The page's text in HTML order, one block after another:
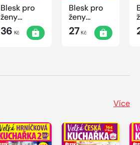
Blesk pro
ženy
speciál
č.1/2026
36 Kč
Blesk pro
ženy
speciál
č.2/2025
27Kč
Více